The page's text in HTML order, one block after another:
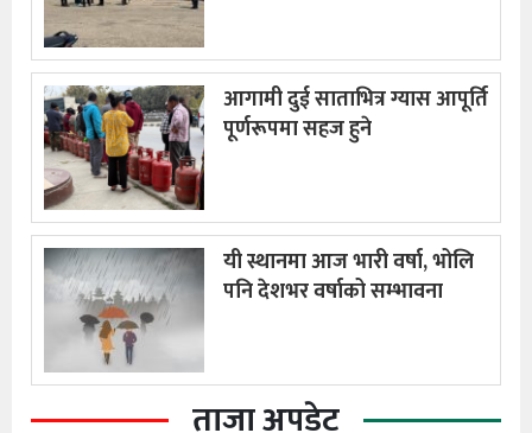
आगामी दुई साताभित्र ग्यास आपूर्ति
पूर्णरूपमा सहज हुने
यी स्थानमा आज भारी वर्षा, भोलि
पनि देशभर वर्षाको सम्भावना
ताजा अपडेट